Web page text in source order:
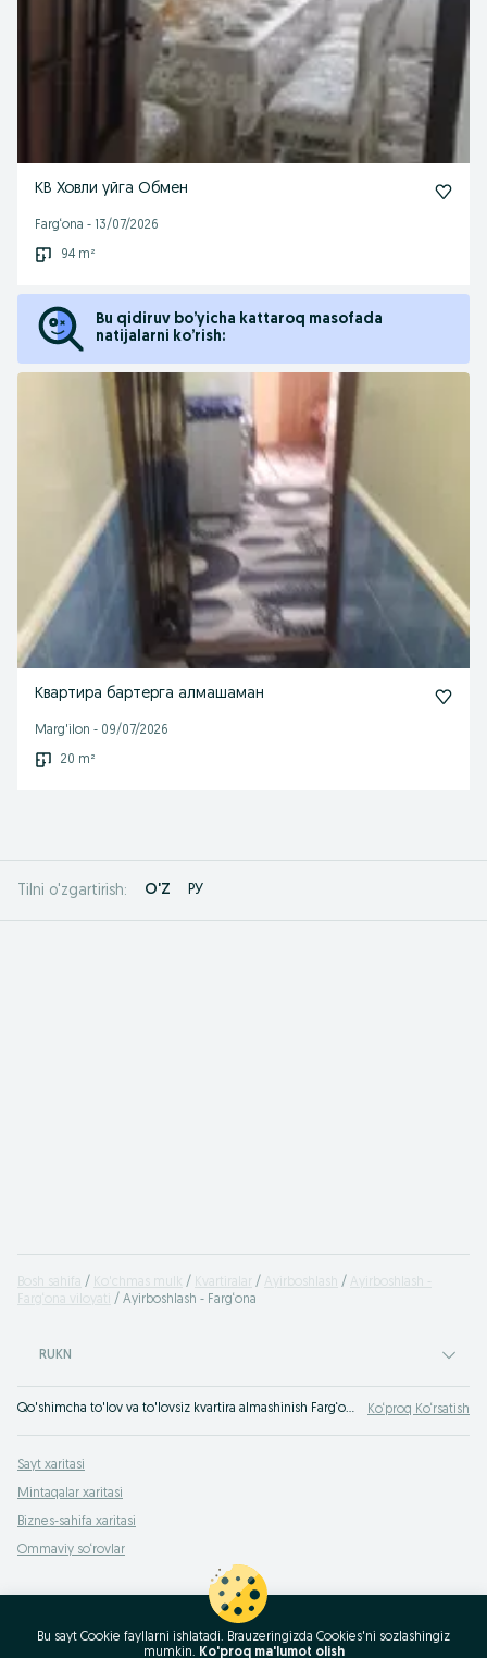
КВ Ховли уйга Обмен
Farg‘ona - 13/07/2026
94 m²
Bu qidiruv bo’yicha kattaroq masofada
natijalarni ko’rish:
Квартира бартерга алмашаман
Marg'ilon - 09/07/2026
20 m²
Tilni o'zgartirish: O'Z РУ
Bosh sahifa Ko'chmas mulk Kvartiralar Ayirboshlash
Ayirboshlash -
Farg‘ona viloyati
Ayirboshlash - Farg‘ona
RUKN
Qo'shimcha to'lov va to'lovsiz kvartira almashinish Farg‘ona. Shaharlar orasida hamda bir shahar ichida kvartiralar bilan almashinish. OLX.uz da Farg‘ona OLX.uz da tez va yaxshi narxda kvartira almashinish mumkin Ko‘proq Ko‘rsatish
Sayt xaritasi
Mintaqalar xaritasi
Biznes-sahifa xaritasi
Ommaviy so‘rovlar
Bu sayt Cookie fayllarni ishlatadi. Brauzeringizda Cookies'ni sozlashingiz
mumkin. Ko'proq ma'lumot olish